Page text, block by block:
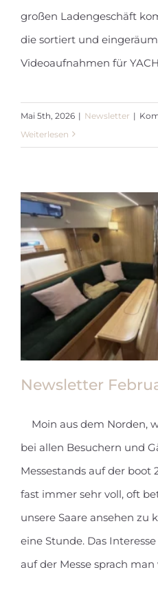
großen Ladengeschäft
die sortiert und
Videoaufnahmen für
Mai 5th, 2026 | Newsletter |
Weiterlesen
Newsletter
Newsletter
Moin aus dem Norden,
bei allen Besuchern und
Messestands auf der boot
fast immer sehr voll, oft
unsere Saare ansehen zu
eine Stunde. Das
auf der Messe sprach man